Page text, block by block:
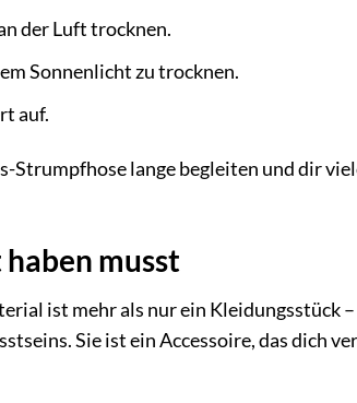
der Luft trocknen.
Sonnenlicht zu trocknen.
auf.
lange begleiten und dir
musst
ist mehr als nur ein Kleidungsstück
Sie ist ein Accessoire, das dich